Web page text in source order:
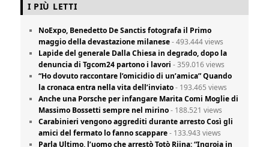
I PIÙ LETTI
NoExpo, Benedetto De Sanctis fotografa il Primo
maggio della devastazione milanese- 493.444 views
Lapide del generale Dalla Chiesa in degrado, dopo la
denuncia di Tgcom24 partono i lavori - 359.016 views
“Ho dovuto raccontare l’omicidio di un’amica” Quando
la cronaca entra nella vita dell’inviato- 193.465 views
Anche una Porsche per infangare Marita Comi Moglie di
Massimo Bossetti sempre nel mirino- 188.521 views
Carabinieri vengono aggrediti durante arresto Così gli
amici del fermato lo fanno scappare- 133.943 views
Parla Ultimo, l’uomo che arrestò Totò Riina: “Ingroia in